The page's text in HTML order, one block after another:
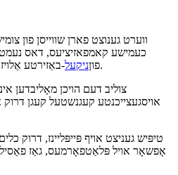
כעמישע קאמפאזיציעס, דאס
פוןניקעל
-באַזירטע אַלויז, שטאָל און ומבאַפלעקט שטאָל.
צוליב דעם הויכן מאָליבדען
אויסגעצייכנטע קעגנשטעל קעגן דרוק
טיפּיש געניצט אויף פּייפּליינז, דרוק
אָפשאָר אויל פּלאַטפאָרמעס, גאַז